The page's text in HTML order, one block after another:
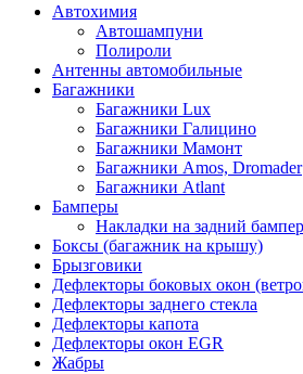
Автохимия
Автошампуни
Полироли
Антенны автомобильные
Багажники
Багажники Lux
Багажники Галицино
Багажники Мамонт
Багажники Amos, Dromader
Багажники Atlant
Бамперы
Накладки на задний бампер
Боксы (багажник на крышу)
Брызговики
Дефлекторы боковых окон
Дефлекторы заднего стекла
Дефлекторы капота
Дефлекторы окон EGR
Жабры